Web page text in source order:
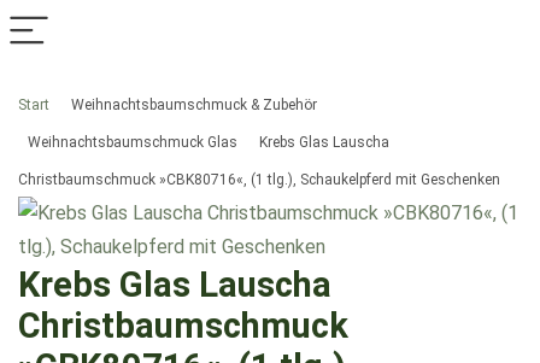
Start Weihnachtsbaumschmuck & Zubehör
Weihnachtsbaumschmuck Glas Krebs Glas Lauscha
Christbaumschmuck »CBK80716«, (1 tlg.), Schaukelpferd mit Geschenken
Krebs Glas Lauscha
Christbaumschmuck